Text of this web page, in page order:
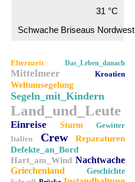
31 °C
Schwache Briseaus Nordwest
Elternzeit Das_Leben_danach
Mittelmeer Kroatien
Weltumsegelung
Segeln_mit_Kindern
Land_und_Leute
Einreise Sturm
Gewitter
Italien
Crew
Reparaturen
Defekte_an_Bord
Hart_am_Wind Nachtwache
Griechenland
Geschichte